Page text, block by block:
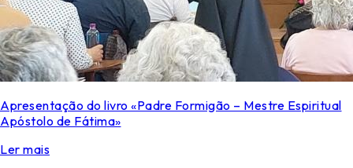
Apresentação do livro «Padre Formigão – Mestre Espiritual
Apóstolo de Fátima»
Ler mais